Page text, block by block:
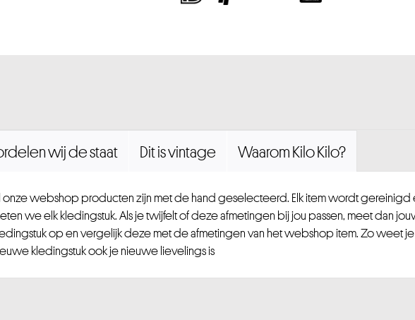
wij de staat Dit is vintage Waarom Kilo Kilo?
onze webshop producten zijn met de hand geselecteerd. Elk item wordt gereinigd
we elk kledingstuk. Als je twijfelt of deze afmetingen bij jou passen, meet dan
op en vergelijk deze met de afmetingen van het webshop item. Zo weet
kledingstuk ook je nieuwe lievelings is